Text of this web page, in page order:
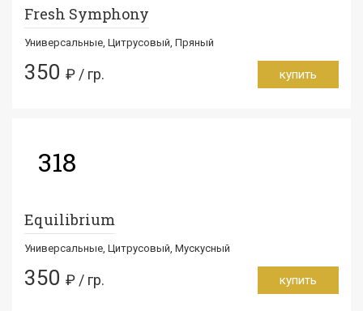
Fresh Symphony
Универсальные, Цитрусовый, Пряный
350 ₽ / гр. купить
318
Equilibrium
Универсальные, Цитрусовый, Мускусный
350 ₽ / гр. купить